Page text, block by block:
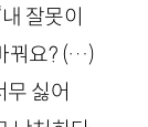
잘못이
꿔요? (…)
싫어